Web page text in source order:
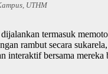
UTHM
termasuk
rambut secara
interaktif bersama mereka